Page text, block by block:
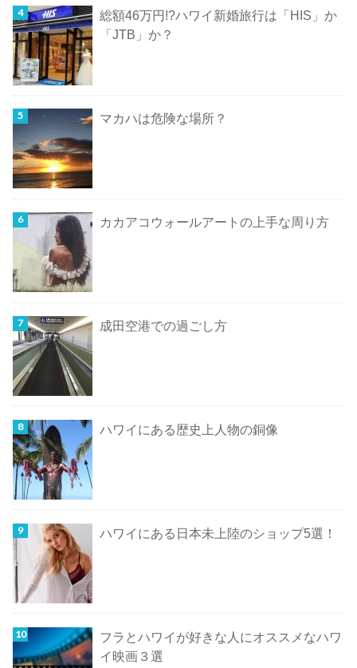
総額46万円!?ハワイ新婚旅行は「HIS」か
「JTB」か？
マカハは危険な場所？
カカアコウォールアートの上手な周り方
成田空港での過ごし方
ハワイにある歴史上人物の銅像
ハワイにある日本未上陸のショップ5選！
フラとハワイが好きな人にオススメなハワ
イ映画３選